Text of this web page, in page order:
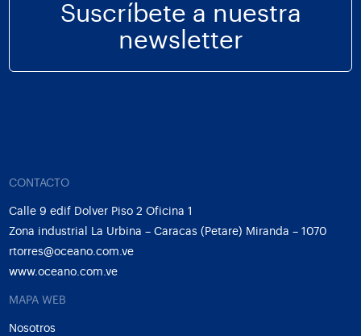
Suscríbete a nuestra
newsletter
CONTACTO
Calle 9 edif Dolver Piso 2 Oficina 1
Zona industrial La Urbina – Caracas (Petare) Miranda – 1070
rtorres@oceano.com.ve
www.oceano.com.ve
MAPA WEB
Nosotros